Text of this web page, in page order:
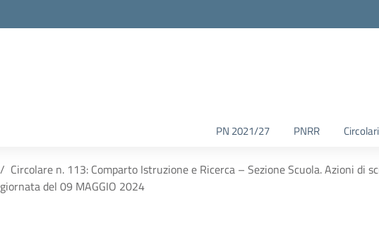
PN 2021/27 PNRR Circolari
Circolare n. 113: Comparto Istruzione e Ricerca – Sezione Scuola. Azioni di
giornata del 09 MAGGIO 2024